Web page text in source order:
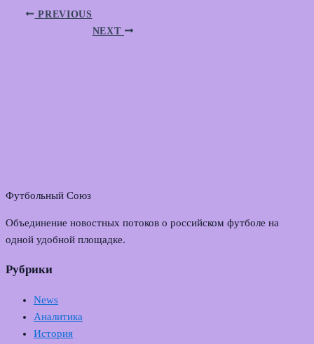
PREVIOUS
NEXT
Футбольный Союз
Объединение новостных потоков о российском футболе на
одной удобной площадке.
Рубрики
News
Аналитика
История